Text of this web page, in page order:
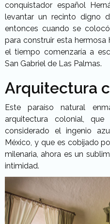
conquistador español
levantar un recinto digno
entonces cuando se
para construir esta hermosa
el tiempo comenzaría a
San Gabriel de Las Palmas.
Arquitectura
Este paraíso natural
arquitectura colonial,
considerado el ingenio
México, y que es cobijado
milenaria, ahora es un
intimidad.